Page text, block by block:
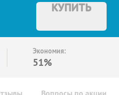
КУПИТЬ
Экономия:
51%